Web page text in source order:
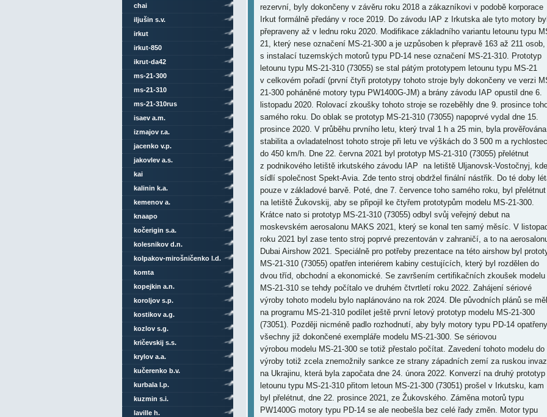
rezervní, byly dokončeny v závěru roku 2018 a zákazníkovi v podobě korporace
Irkut formálně předány v roce 2019. Do závodu IAP z Irkutska ale tyto motory
přepraveny až v lednu roku 2020. Modifikace základního variantu letounu typu
21, který nese označení MS-21-300 a je uzpůsoben k přepravě 163 až 211 osob,
s instalací tuzemských motorů typu PD-14 nese označení MS-21-310. Prototyp
letounu typu MS-21-310 (73055) se stal pátým prototypem letounu typu MS-21
v celkovém pořadí (první čtyři prototypy tohoto stroje byly dokončeny ve verzi
21-300 poháněné motory typu PW1400G-JM) a brány závodu IAP opustil dne 6.
listopadu 2020. Rolovací zkoušky tohoto stroje se rozeběhly dne 9. prosince
samého roku. Do oblak se prototyp MS-21-310 (73055) napoprvé vydal dne 15.
prosince 2020. V průběhu prvního letu, který trval 1 h a 25 min, byla prověřována
stabilita a ovladatelnost tohoto stroje při letu ve výškách do 3 500 m a
do 450 km/h. Dne 22. června 2021 byl prototyp MS-21-310 (73055) přelétnut
z podnikového letiště irkutského závodu IAP na letiště Uljanovsk-Vostočnyj, kde
sídlí společnost Spekt-Avia. Zde tento stroj obdržel finální nástřik. Do té doby
pouze v základové barvě. Poté, dne 7. července toho samého roku, byl přelétnut
na letiště Žukovskij, aby se připojil ke čtyřem prototypům modelu MS-21-300.
Krátce nato si prototyp MS-21-310 (73055) odbyl svůj veřejný debut na
moskevském aerosalonu MAKS 2021, který se konal ten samý měsíc. V
roku 2021 byl zase tento stroj poprvé prezentován v zahraničí, a to na
Dubai Airshow 2021. Speciálně pro potřeby prezentace na této airshow byl
MS-21-310 (73055) opatřen interiérem kabiny cestujících, který byl rozdělen do
dvou tříd, obchodní a ekonomické. Se završením certifikačních zkoušek modelu
MS-21-310 se tehdy počítalo ve druhém čtvrtletí roku 2022. Zahájení sériové
výroby tohoto modelu bylo naplánováno na rok 2024. Dle původních plánů se měl
na programu MS-21-310 podílet ještě první letový prototyp modelu MS-21-300
(73051). Později nicméně padlo rozhodnutí, aby byly motory typu PD-14 opatřeny
všechny již dokončené exempláře modelu MS-21-300. Se sériovou
výrobou modelu MS-21-300 se totiž přestalo počítat. Zavedení tohoto modelu do
výroby totiž zcela znemožnily sankce ze strany západních zemí za ruskou
na Ukrajinu, která byla započata dne 24. února 2022. Konverzí na druhý prototyp
letounu typu MS-21-310 přitom letoun MS-21-300 (73051) prošel v Irkutsku, kam
byl přelétnut, dne 22. prosince 2021, ze Žukovského. Záměna motorů typu
PW1400G motory typu PD-14 se ale neobešla bez celé řady změn. Motor typu
chai
iljušin s.v.
irkut
irkut-850
ikrut-da42
ms-21-300
ms-21-310
ms-21-310rus
isaev a.m.
izmajov r.a.
jacenko v.p.
jakovlev a.s.
kai
kalinin k.a.
kemenov a.
knaapo
kočerigin s.a.
kolesnikov d.n.
kolpakov-mirošničenko l.d.
komta
kopejkin a.n.
koroljov s.p.
kostikov a.g.
kozlov s.g.
kričevskij s.s.
krylov a.a.
kučerenko b.v.
kurbala l.p.
kuzmin s.i.
laville h.